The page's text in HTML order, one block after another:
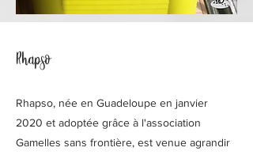
Rhapso
Rhapso, née en Guadeloupe en janvier
2020 et adoptée grâce à l'association
Gamelles sans frontière, est venue agrandir